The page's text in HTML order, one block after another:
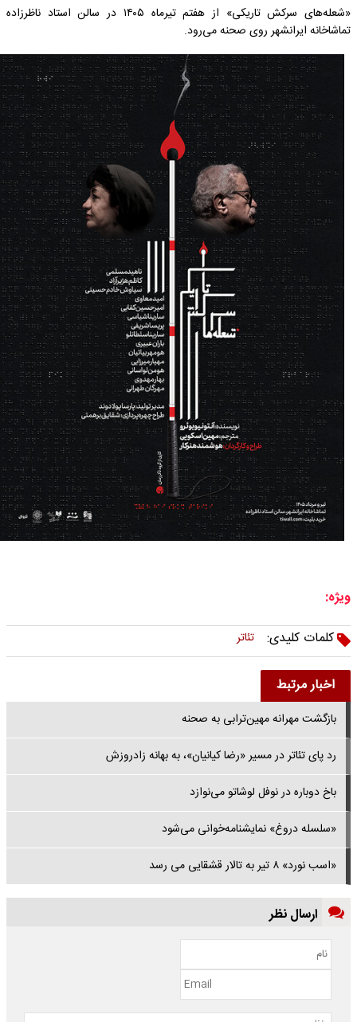
«شعله‌های سرکش تاریکی» از هفتم تیرماه ۱۴۰۵ در سالن استاد ناظرزاده
تماشاخانه ایرانشهر روی صحنه می‌رود.
ویژه:
کلمات کلیدی:
تئاتر
اخبار مرتبط
بازگشت مهرانه مهین‌ترابی به صحنه
رد پای تئاتر در مسیر «رضا کیانیان»، به بهانه زادروزش
باخ دوباره در نوفل لوشاتو می‌نوازد
«سلسله دروغ» نمایشنامه‌خوانی می‌شود
«اسب نورد» ۸ تیر به تالار قشقایی می رسد
ارسال نظر